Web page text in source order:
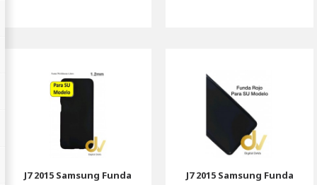
J7 2015 Samsung Funda
J7 2015 Samsung Funda